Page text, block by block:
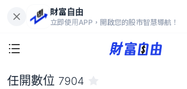
財富自由
立即使用APP，開啟您的股市智慧導航！
0.00
NaN%
任開數位 7904